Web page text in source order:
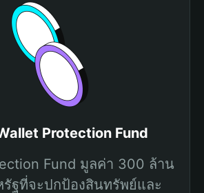
Protection Fund
Fund มูลค่า 300 ล้าน
รัฐที่จะปกป้องสินทรัพย์และ